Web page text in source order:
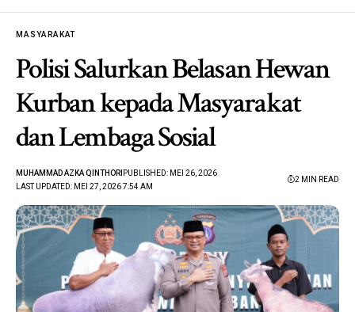
MASYARAKAT
Polisi Salurkan Belasan Hewan
Kurban kepada Masyarakat
dan Lembaga Sosial
LAST UPDATED: MEI 27, 2026 7:54 AM
MUHAMMAD AZKA QINTHORI PUBLISHED: MEI 26, 2026
2 MIN READ